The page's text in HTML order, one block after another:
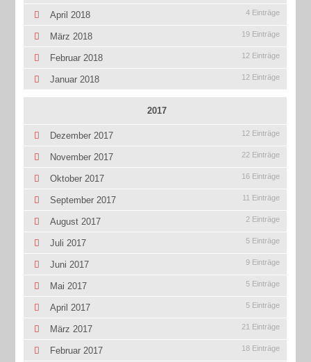
April 2018 4 Einträge
März 2018 19 Einträge
Februar 2018 12 Einträge
Januar 2018 12 Einträge
2017
Dezember 2017 12 Einträge
November 2017 22 Einträge
Oktober 2017 16 Einträge
September 2017 11 Einträge
August 2017 2 Einträge
Juli 2017 5 Einträge
Juni 2017 9 Einträge
Mai 2017 5 Einträge
April 2017 5 Einträge
März 2017 21 Einträge
Februar 2017 18 Einträge